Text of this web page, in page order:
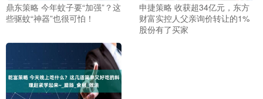
鼎东策略 今年蚊子要“加强”？这
些驱蚊“神器”也很可怕！
申捷策略 收获超34亿元，东方
财富实控人父亲询价转让的1%
股份有了买家